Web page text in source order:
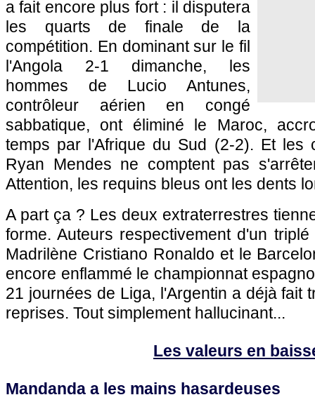
a fait encore plus fort : il disputera
les quarts de finale de la
compétition. En dominant sur le fil
l'Angola 2-1 dimanche, les
hommes de Lucio Antunes,
contrôleur aérien en congé
sabbatique, ont éliminé le Maroc,
temps par l'Afrique du Sud (2-2). Et les
Ryan Mendes ne comptent pas
Attention, les requins bleus ont les dents
A part ça ? Les deux extraterrestres
forme. Auteurs respectivement d'un
Madrilène Cristiano Ronaldo et le
encore enflammé le championnat
21 journées de Liga, l'Argentin a déjà fait
reprises. Tout simplement hallucinant...
Les valeurs en
Mandanda a les mains hasardeuses